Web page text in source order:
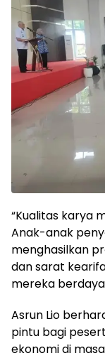
“Kualitas karya
Anak-anak
menghasilkan
dan sarat
mereka
Asrun Lio
pintu bagi
ekonomi di